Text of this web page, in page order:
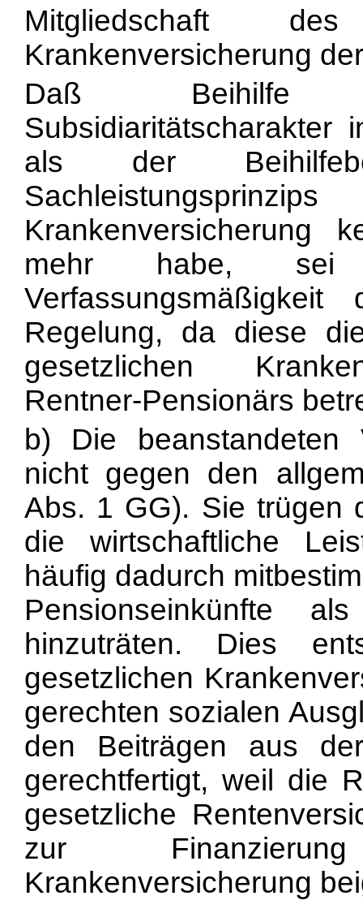
Mitgliedschaft
Krankenversicherung
Daß Beihilfe
Subsidiaritätscharakter
als der
Krankenversicherung
mehr habe, sei
Regelung, da diese
gesetzlichen
Rentner-Pensionärs
b) Die beanstandeten
nicht gegen den
Abs. 1 GG). Sie trügen
die wirtschaftliche
häufig dadurch
Pensionseinkünfte
hinzuträten. Dies
gesetzlichen
gerechten sozialen
den Beiträgen aus
gerechtfertigt, weil die
gesetzliche
zur
Krankenversicherung